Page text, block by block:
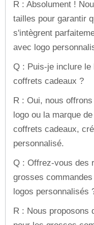
R : Absolument !
tailles pour garantir
s'intègrent
avec logo
Q : Puis-je inclure le
coffrets cadeaux ?
R : Oui, nous
logo ou la marque
coffrets cadeaux,
personnalisé.
Q : Offrez-vous des
grosses
logos personnalisés
R : Nous proposons